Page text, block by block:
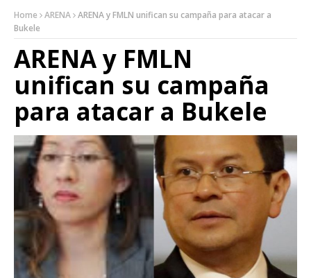
Home ARENA ARENA y FMLN unifican su campaña para atacar a
Bukele
ARENA y FMLN
unifican su campaña
para atacar a Bukele